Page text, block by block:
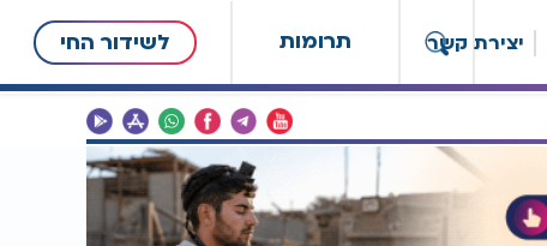
תרומות לשידור החי יצירת קשר